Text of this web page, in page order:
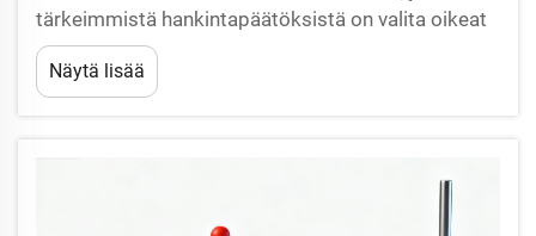
tärkeimmistä hankintapäätöksistä on valita oikeat
koululaboratorion laitteet. Luonnontieteellinen
laboratorio ei ole pelkästään työkaluilla täytetty tila
– se on rakennettu oppimisympäristö...
Näytä lisää